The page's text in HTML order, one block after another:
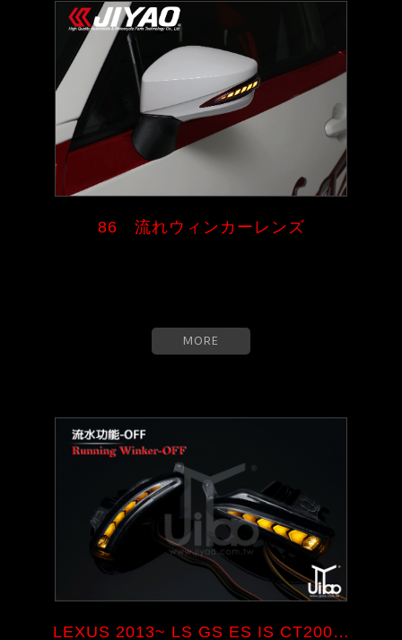
86 流れウィンカーレンズ
MORE
LEXUS 2013~ LS GS ES IS CT200 ...